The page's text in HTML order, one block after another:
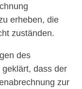
erheben, die
zuständen.
des
dass der
zur